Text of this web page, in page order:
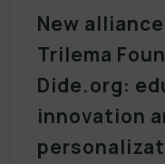
New
Trilema
Dide.org:
innovation